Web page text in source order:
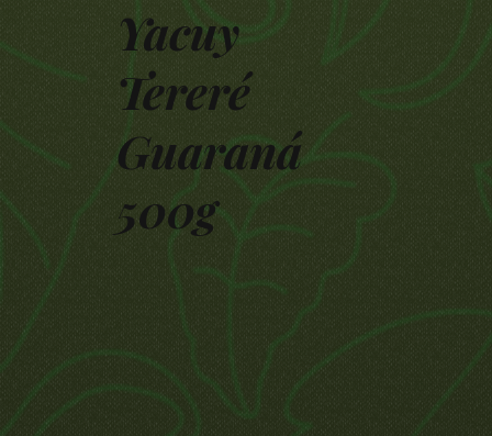
Yacuy
Tereré
Guaraná
500g